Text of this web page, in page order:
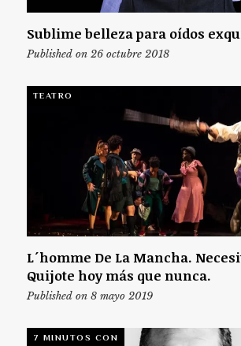
Sublime belleza para oídos
Published on 26 octubre 2018
TEATRO
L´homme De La Mancha.
Quijote hoy más que nunca.
Published on 8 mayo 2019
7 MINUTOS CON